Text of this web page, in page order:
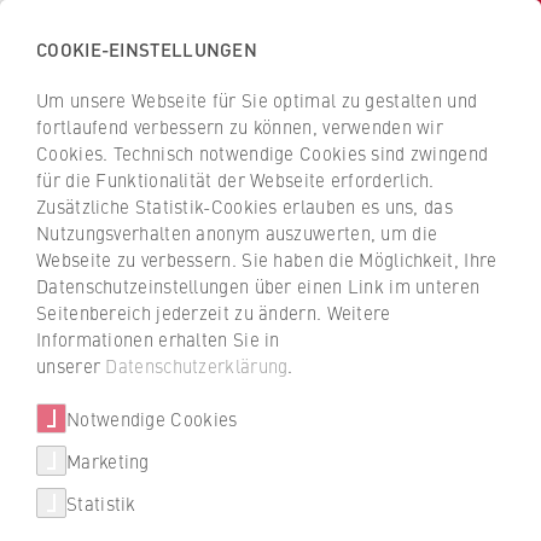
Z
u
ü
k
u
S
a
H
c
h
s
c
h
u
l
e
f
r
W
i
r
Z
u
r
ü
c
k
z
u
r
t
a
t
Über uns
Forschung
HWR Berlin forscht zu KI und
Krise
Der Berliner Senat fördert das IFAF Berlin
weiter. Damit ist die Finanzierung für neue
Forschungsprojekte an der HWR Berlin zu
KI-gestützten Transformationsprozessen
und Krisenkommunikation gesichert.
COOKIE-EINSTELLUNGEN
Um unsere Webseite für Sie optimal zu gestalten und
fortlaufend verbessern zu können, verwenden wir
Cookies. Technisch notwendige Cookies sind zwingend
für die Funktionalität der Webseite erforderlich.
Zusätzliche Statistik-Cookies erlauben es uns, das
Nutzungsverhalten anonym auszuwerten, um die
Webseite zu verbessern. Sie haben die Möglichkeit, Ihre
Datenschutzeinstellungen über einen Link im unteren
Seitenbereich jederzeit zu ändern. Weitere
Informationen erhalten Sie in
unserer Datenschutzerklärung
Notwendige Cookies
Marketing
Statistik